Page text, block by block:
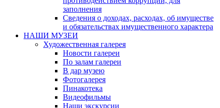
заполнения
Сведения о доходах, расходах, об имуществе
и обязательствах имущественного характера
НАШИ МУЗЕИ
Художественная галерея
Новости галереи
По залам галереи
В дар музею
Фотогалерея
Пинакотека
Видеофильмы
Наши экскурсии